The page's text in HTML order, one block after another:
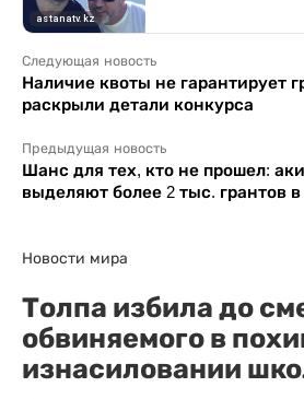
Следующая новость
Наличие квоты не гарантирует
раскрыли детали конкурса
Предыдущая новость
Шанс для тех, кто не прошел:
выделяют более 2 тыс. грантов
Новости мира
Толпа избила до
обвиняемого в
изнасиловании